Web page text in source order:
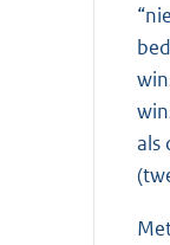
als